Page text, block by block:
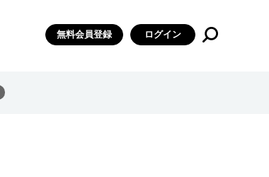
無料会員登録 ログイン